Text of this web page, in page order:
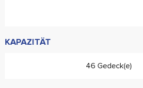
KAPAZITÄT
46 Gedeck(e)